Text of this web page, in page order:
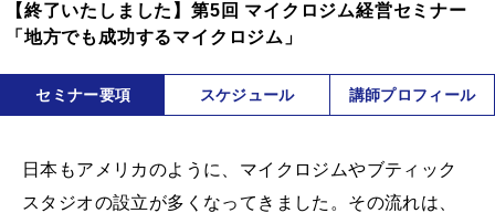
【終了いたしました】第5回 マイクロジム経営セミナー
「地方でも成功するマイクロジム」
セミナー要項 スケジュール 講師プロフィール
日本もアメリカのように、マイクロジムやブティック
スタジオの設立が多くなってきました。その流れは、